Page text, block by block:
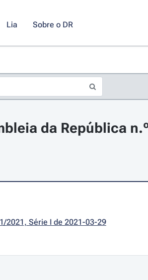
Lia Sobre o DR
da República
2021, Série I de 2021-03-29